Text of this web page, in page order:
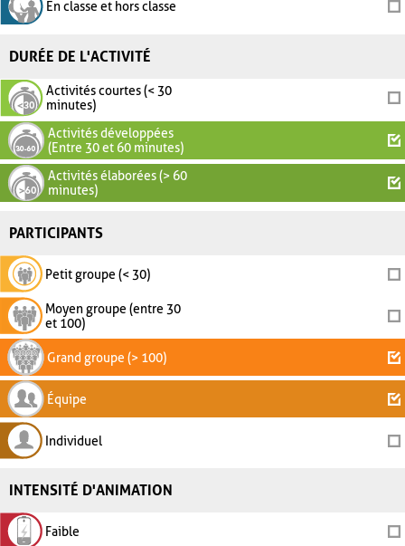
En classe et hors classe
DURÉE DE L'ACTIVITÉ
Activités courtes (< 30
minutes)
Activités développées
(Entre 30 et 60 minutes)
Activités élaborées (> 60
minutes)
PARTICIPANTS
Petit groupe (< 30)
Moyen groupe (entre 30
et 100)
Grand groupe (> 100)
Équipe
Individuel
INTENSITÉ D'ANIMATION
Faible